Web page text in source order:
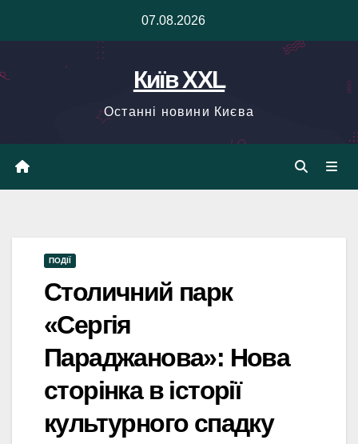
07.08.2026
Київ XXL
Останні новини Києва
ПОДІЇ
Столичний парк
«Сергія
Параджанова»: Нова
сторінка в історії
культурного спадку